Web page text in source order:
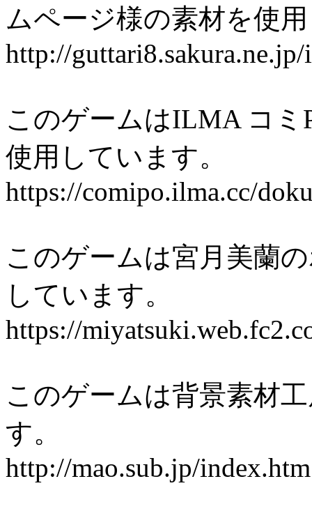
ムページ様の素材を使
http://
このゲームはILMA コミ
使用しています。
https://comipo.ilma.cc/
このゲームは宮月美蘭
しています。
https://
このゲームは背景素材
す。
http://mao.sub.jp/index.htm